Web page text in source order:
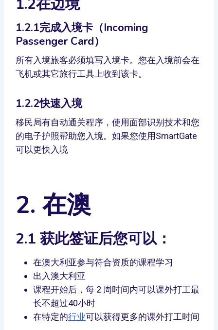
1.2在边境
1.2.1完成入境卡（Incoming
Passenger Card）
所有入境旅客必须填写入境卡。您在入境前会在
飞机或其它旅行工具上收到该卡。
1.2.2快速入境
移民局有自动通关程序，使用面部识别技术和您
的电子护照帮助您入境。如果您使用SmartGate
可以更快入境
2. 在澳
2.1 获此签证后您可以：
在澳大利亚参与符合资质的课程学习
出入澳大利亚
课程开始后，每 2 周时间内可以课外打工最
长不超过40小时
在特定的行业可以获得更多的课外打工时间